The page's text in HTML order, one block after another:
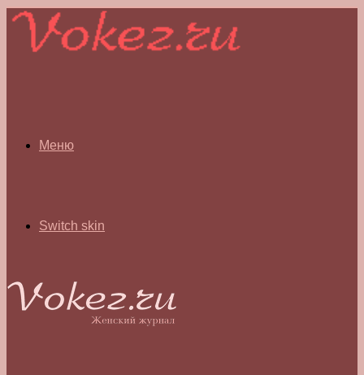
Меню
Switch skin